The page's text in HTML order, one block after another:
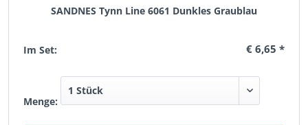
SANDNES Tynn Line 6061 Dunkles Graublau
Im Set: € 6,65 *
Menge: